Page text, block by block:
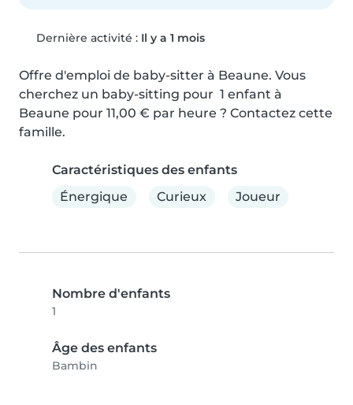
Dernière activité : Il y a 1 mois
Offre d'emploi de baby-sitter à Beaune. Vous
cherchez un baby-sitting pour  1 enfant à
Beaune pour 11,00 € par heure ? Contactez cette
famille.
Caractéristiques des enfants
Énergique
Curieux Joueur
Nombre d'enfants
1
Âge des enfants
Bambin